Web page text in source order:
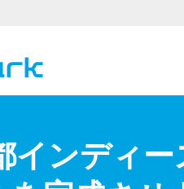
インディ